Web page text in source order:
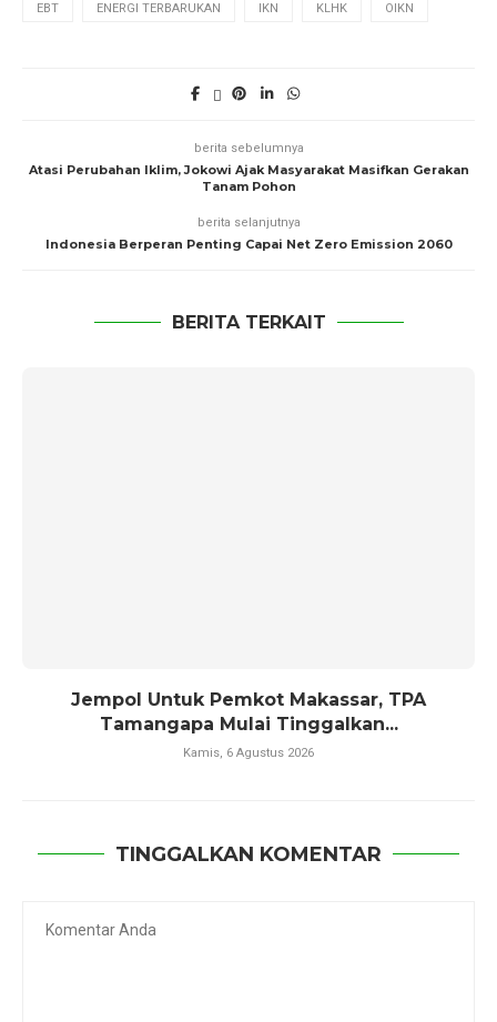
EBT ENERGI TERBARUKAN IKN KLHK OIKN
berita sebelumnya
Atasi Perubahan Iklim, Jokowi Ajak Masyarakat Masifkan Gerakan
Tanam Pohon
berita selanjutnya
Indonesia Berperan Penting Capai Net Zero Emission 2060
BERITA TERKAIT
Jempol Untuk Pemkot Makassar, TPA
Tamangapa Mulai Tinggalkan...
Kamis, 6 Agustus 2026
TINGGALKAN KOMENTAR